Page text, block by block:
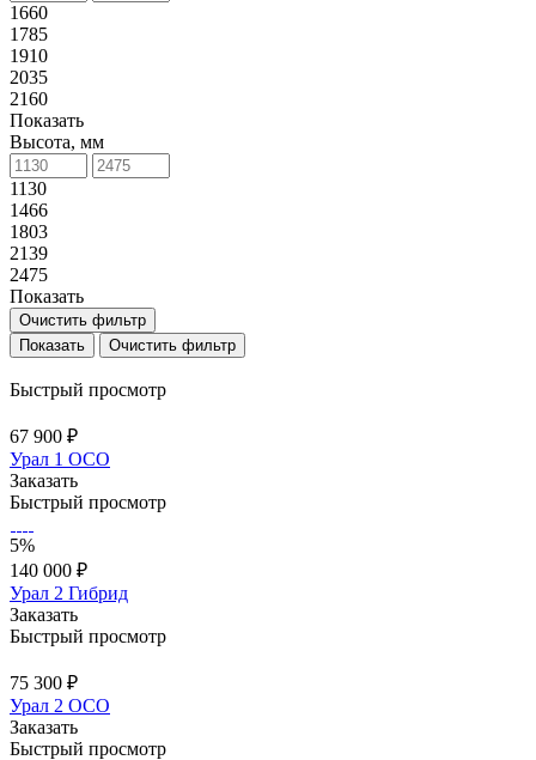
1660
1785
1910
2035
2160
Показать
Высота, мм
1130
1466
1803
2139
2475
Показать
Очистить фильтр
Очистить фильтр
Быстрый просмотр
67 900 ₽
Урал 1 ОСО
Заказать
Быстрый просмотр
5%
140 000 ₽
Урал 2 Гибрид
Заказать
Быстрый просмотр
75 300 ₽
Урал 2 ОСО
Заказать
Быстрый просмотр